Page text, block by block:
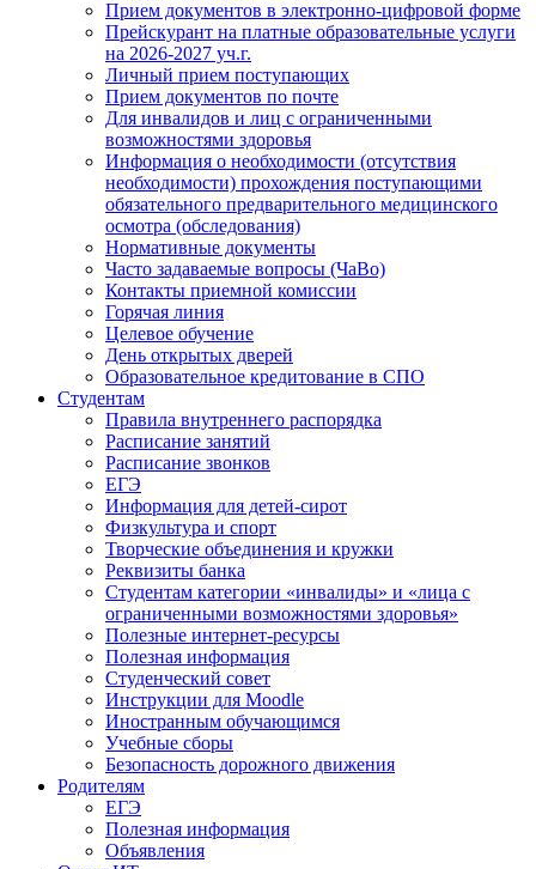
Прием документов в электронно-цифровой форме
Прейскурант на платные образовательные услуги
на 2026-2027 уч.г.
Личный прием поступающих
Прием документов по почте
Для инвалидов и лиц с ограниченными
возможностями здоровья
Информация о необходимости (отсутствия
необходимости) прохождения поступающими
обязательного предварительного медицинского
осмотра (обследования)
Нормативные документы
Часто задаваемые вопросы (ЧаВо)
Контакты приемной комиссии
Горячая линия
Целевое обучение
День открытых дверей
Образовательное кредитование в СПО
Студентам
Правила внутреннего распорядка
Расписание занятий
Расписание звонков
ЕГЭ
Информация для детей-сирот
Физкультура и спорт
Творческие объединения и кружки
Реквизиты банка
Студентам категории «инвалиды» и «лица с
ограниченными возможностями здоровья»
Полезные интернет-ресурсы
Полезная информация
Студенческий совет
Инструкции для Moodle
Иностранным обучающимся
Учебные сборы
Безопасность дорожного движения
Родителям
ЕГЭ
Полезная информация
Объявления